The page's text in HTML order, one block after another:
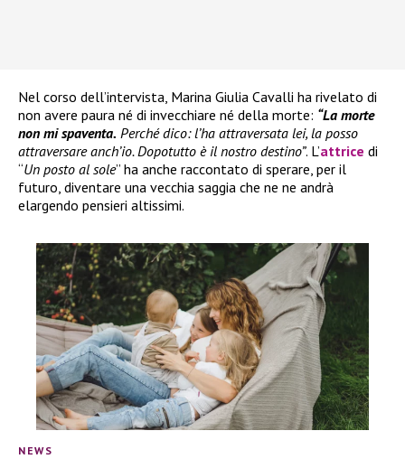
Nel corso dell’intervista, Marina Giulia Cavalli ha rivelato di
non avere paura né di invecchiare né della morte: “La morte
non mi spaventa. Perché dico: l’ha attraversata lei, la posso
attraversare anch’io. Dopotutto è il nostro destino”. L’attrice di
“Un posto al sole” ha anche raccontato di sperare, per il
futuro, diventare una vecchia saggia che ne ne andrà
elargendo pensieri altissimi.
NEWS